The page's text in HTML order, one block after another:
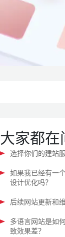
大家都在
选择你们的建站
如果我已经有一
设计优化吗？
后续网站更新和
多语言网站是如
致效果差？